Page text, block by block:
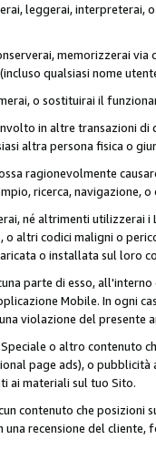
leggerai,
memorizzerai
qualsiasi nome
o sostituirai il
in altre transazioni
altra persona fisica o
ragionevolmente
ricerca, navigazione,
né altrimenti utilizzerai
o altri codici maligni o
o installata sul loro
parte di esso,
Mobile. In ogni
violazione del presente
o altro contenuto
page ads), o
ai materiali sul tuo Sito.
contenuto che
recensione del